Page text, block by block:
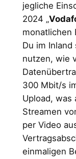
jegliche
2024 „
monatlichen
Du im
nutzen, wie
300 Mbit/s
Upload, was
Streamen
per Video
einmaligen